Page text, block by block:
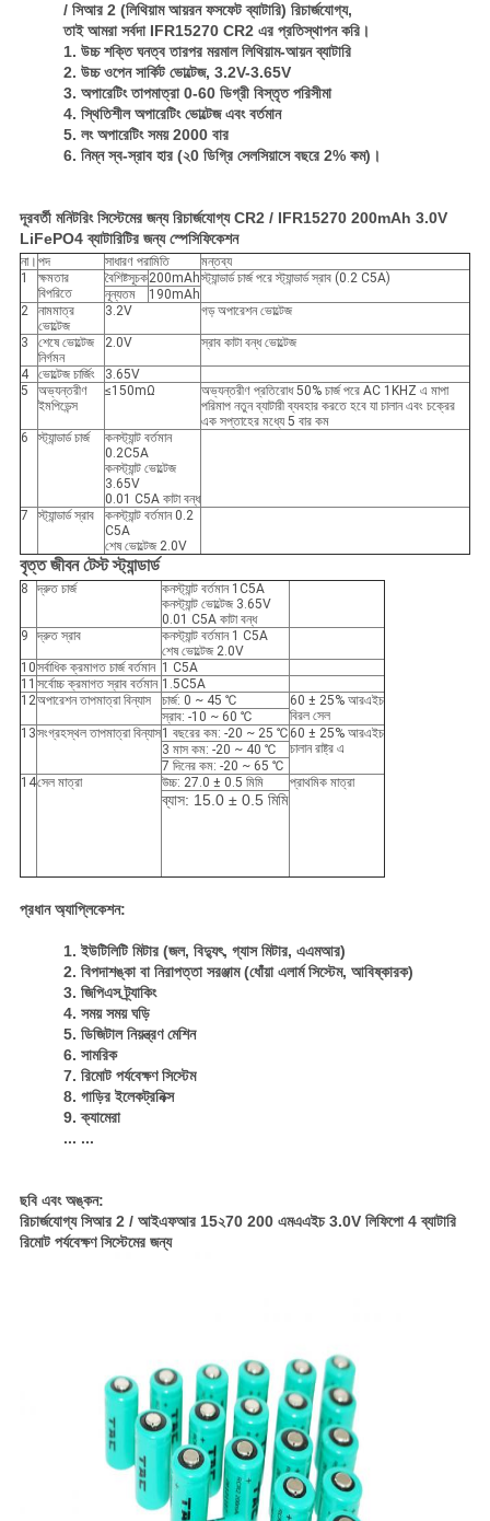
/ সিআর 2 (লিথিয়াম আয়রন ফসফেট ব্যাটারি) রিচার্জযোগ্য,
তাই আমরা সর্বদা IFR15270 CR2 এর প্রতিস্থাপন করি।
1. উচ্চ শক্তি ঘনত্ব তারপর মরমাল লিথিয়াম-আয়ন ব্যাটারি
2. উচ্চ ওপেন সার্কিট ভোল্টেজ, 3.2V-3.65V
3. অপারেটিং তাপমাত্রা 0-60 ডিগ্রী বিস্তৃত পরিসীমা
4. স্থিতিশীল অপারেটিং ভোল্টেজ এবং বর্তমান
5. লং অপারেটিং সময় 2000 বার
6. নিম্ন স্ব-স্রাব হার (২0 ডিগ্রি সেলসিয়াসে বছরে 2% কম)।
দূরবর্তী মনিটরিং সিস্টেমের জন্য রিচার্জযোগ্য CR2 / IFR15270 200mAh 3.0V
LiFePO4 ব্যাটারিটির জন্য স্পেসিফিকেশন
না। পদ সাধারণ পরামিতি
মন্তব্য
1
ক্ষমতার
বিপরিতে
বৈশিষ্টসূচক200mAhস্ট্যান্ডার্ড চার্জ পরে স্ট্যান্ডার্ড স্রাব (0.2 C5A)
নূন্যতম
190mAh
2
নামমাত্র
ভোল্টেজ
3.2V গড় অপারেশন ভোল্টেজ
3
শেষে ভোল্টেজ
নির্গমন
2.0V স্রাব কাটা বন্ধ ভোল্টেজ
4 ভোল্টেজ চার্জিং
3.65V
5
অভ্যন্তরীণ
ইমপিডেন্স
≤150mΩ
অভ্যন্তরীণ প্রতিরোধ 50% চার্জ পরে AC 1KHZ এ মাপা
পরিমাপ নতুন ব্যাটারী ব্যবহার করতে হবে যা চালান এবং চক্রের
এক সপ্তাহের মধ্যে 5 বার কম
6
স্ট্যান্ডার্ড চার্জ
কনস্ট্যান্ট বর্তমান
0.2C5A
কনস্ট্যান্ট ভোল্টেজ
3.65V
0.01 C5A কাটা বন্ধ
7
স্ট্যান্ডার্ড স্রাব
কনস্ট্যান্ট বর্তমান 0.2
C5A
শেষ ভোল্টেজ 2.0V
বৃত্ত জীবন টেস্ট স্ট্যান্ডার্ড
8 দ্রুত চার্জ
কনস্ট্যান্ট বর্তমান 1C5A
কনস্ট্যান্ট ভোল্টেজ 3.65V
0.01 C5A কাটা বন্ধ
9
দ্রুত স্রাব
কনস্ট্যান্ট বর্তমান 1 C5A
শেষ ভোল্টেজ 2.0V
10সর্বাধিক ক্রমাগত চার্জ বর্তমান 1 C5A
11 সর্বোচ্চ ক্রমাগত স্রাব বর্তমান 1.5C5A
12অপারেশন তাপমাত্রা বিন্যাস চার্জ: 0 ~ 45 ℃
60 ± 25% আরএইচ
বিরল সেল
স্রাব: -10 ~ 60 ℃
13সংগ্রহস্থল তাপমাত্রা বিন্যাস1 বছরের কম: -20 ~ 25 ℃ 60 ± 25% আরএইচ
চালান রাষ্ট্র এ
3 মাস কম: -20 ~ 40 ℃
7 দিনের কম: -20 ~ 65 ℃
14সেল মাত্রা উচ্চ: 27.0 ± 0.5 মিমি প্রাথমিক মাত্রা
ব্যাস: 15.0 ± 0.5 মিমি
প্রধান অ্যাপ্লিকেশন:
1. ইউটিলিটি মিটার (জল, বিদ্যুৎ, গ্যাস মিটার, এএমআর)
2. বিপদাশঙ্কা বা নিরাপত্তা সরঞ্জাম (ধোঁয়া এলার্ম সিস্টেম, আবিষ্কারক)
3. জিপিএস ট্র্যাকিং
4. সময় সময় ঘড়ি
5. ডিজিটাল নিয়ন্ত্রণ মেশিন
6. সামরিক
7. রিমোট পর্যবেক্ষণ সিস্টেম
8. গাড়ির ইলেকট্রনিক্স
9. ক্যামেরা
... ...
ছবি এবং অঙ্কন:
রিচার্জযোগ্য সিআর 2 / আইএফআর 15২70 200 এমএএইচ 3.0V লিফিপো 4 ব্যাটারি
রিমোট পর্যবেক্ষণ সিস্টেমের জন্য